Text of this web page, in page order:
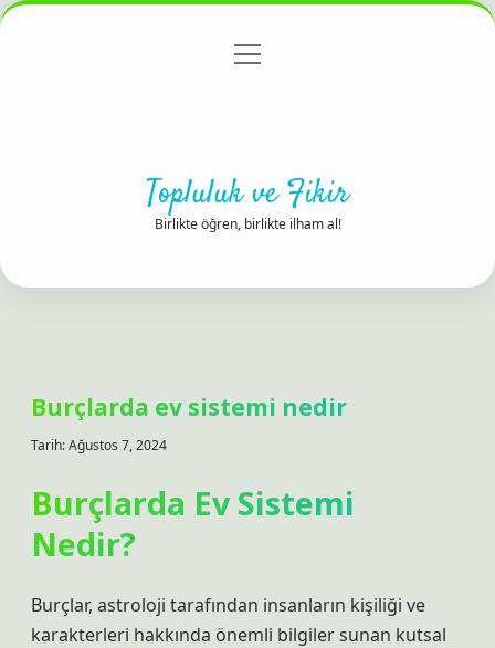
Gizlilik Politikası
menüyü
Topluluk ve Fikir
Birlikte öğren, birlikte ilham al!
Burçlarda ev sistemi nedir
Tarih: Ağustos 7, 2024
Burçlarda Ev Sistemi
Nedir?
Burçlar, astroloji tarafından insanların kişiliği ve
karakterleri hakkında önemli bilgiler sunan kutsal